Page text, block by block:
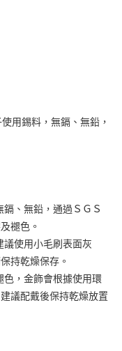
業銀行
際商業銀行
託商業銀行
付方式。 讓您購物簡單
。
。
轉至「AFTEE先享後付」
用錫料，無鎘、無鉛，
、無鉛，通過ＳＧＳ
褪色。
議使用小毛刷表面灰
持乾燥保存。
色，金飾會根據使用環
議配戴後保持乾燥放置